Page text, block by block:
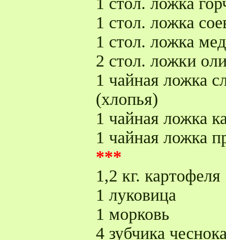
1 стол. ложка
1 стол. ложка
2 стол. ложки
1 чайная ложка
(хлопья)
1 чайная ложка
1 чайная ложка
***
1,2 кг. картофеля
1 луковица
1 морковь
4 зубчика